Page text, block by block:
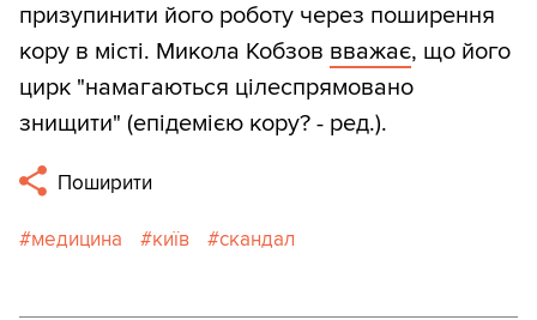
призупинити його роботу через поширення
кору в місті. Микола Кобзов вважає, що його
цирк "намагаються цілеспрямовано
знищити" (епідемією кору? - ред.).
Поширити
медицина київ скандал